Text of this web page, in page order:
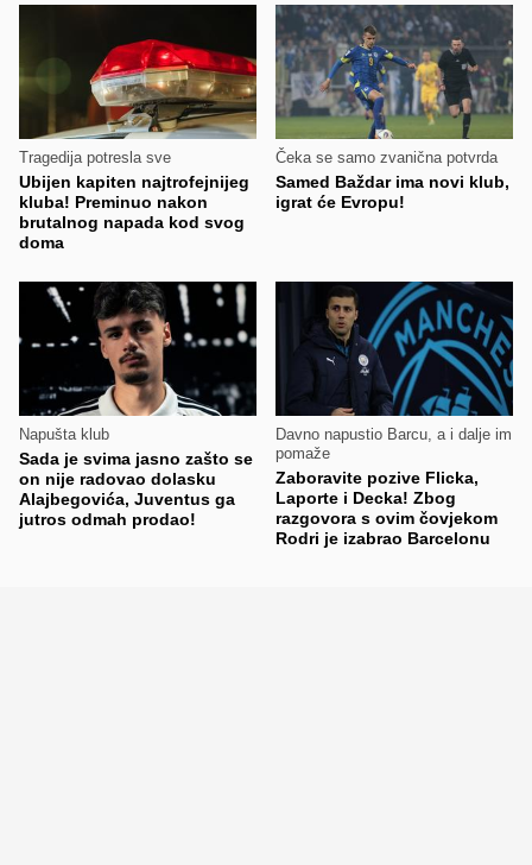
Tragedija potresla sve
Ubijen kapiten najtrofejnijeg
kluba! Preminuo nakon
brutalnog napada kod svog
doma
Čeka se samo zvanična potvrda
Samed Baždar ima novi klub,
igrat će Evropu!
Napušta klub
Sada je svima jasno zašto se
on nije radovao dolasku
Alajbegovića, Juventus ga
jutros odmah prodao!
Davno napustio Barcu, a i dalje im
pomaže
Zaboravite pozive Flicka,
Laporte i Decka! Zbog
razgovora s ovim čovjekom
Rodri je izabrao Barcelonu